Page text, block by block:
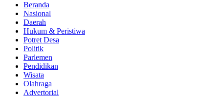
Beranda
Nasional
Daerah
Hukum & Peristiwa
Potret Desa
Politik
Parlemen
Pendidikan
Wisata
Olahraga
Advertorial